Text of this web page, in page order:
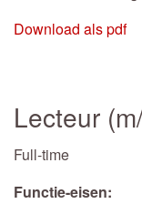
Download als pdf
Lecteur
Full-time
Functie-eisen: